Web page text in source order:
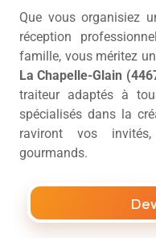
Que vous organisiez
réception
famille, vous méritez
La Chapelle-Glain
traiteuradaptés à
spécialisés dans la
raviront vos
gourmands.